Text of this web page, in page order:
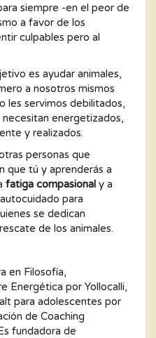
siempre -en el peor de
a favor de los
culpables pero al
es ayudar animales,
a nosotros mismos
les servimos debilitados,
energetizados,
y realizados.
personas que
que tú y aprenderás a
fatiga compasional y a
para
se dedican
de los animales.
en Filosofía,
Energética por Yollocalli,
para adolescentes por
de Coaching
fundadora de